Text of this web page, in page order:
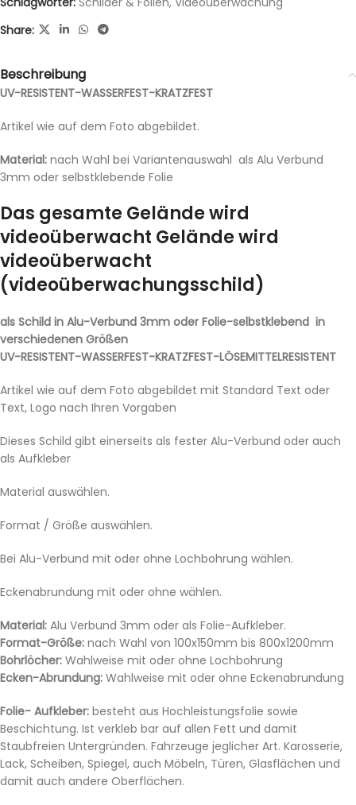
Share:
Beschreibung
UV-RESISTENT-WASSERFEST-KRATZFEST
Artikel wie auf dem Foto abgebildet.
Material: nach Wahl bei Variantenauswahl als Alu Verbund
3mm oder selbstklebende Folie
Das gesamte Gelände wird
videoüberwacht Gelände wird
videoüberwacht
(videoüberwachungsschild)
als Schild in Alu-Verbund 3mm oder Folie-selbstklebend in
verschiedenen Größen
UV-RESISTENT-WASSERFEST-KRATZFEST-LÖSEMITTELRESISTENT
Artikel wie auf dem Foto abgebildet mit Standard Text oder
Text, Logo nach Ihren Vorgaben
Dieses Schild gibt einerseits als fester Alu-Verbund oder auch
als Aufkleber
Material auswählen.
Format / Größe auswählen.
Bei Alu-Verbund mit oder ohne Lochbohrung wählen.
Eckenabrundung mit oder ohne wählen.
Material: Alu Verbund 3mm oder als Folie-Aufkleber.
Format-Größe: nach Wahl von 100x150mm bis 800x1200mm
Bohrlöcher: Wahlweise mit oder ohne Lochbohrung
Ecken-Abrundung: Wahlweise mit oder ohne Eckenabrundung
Folie- Aufkleber: besteht aus Hochleistungsfolie sowie
Beschichtung. Ist verkleb bar auf allen Fett und damit
Staubfreien Untergründen. Fahrzeuge jeglicher Art. Karosserie,
Lack, Scheiben, Spiegel, auch Möbeln, Türen, Glasflächen und
damit auch andere Oberflächen.